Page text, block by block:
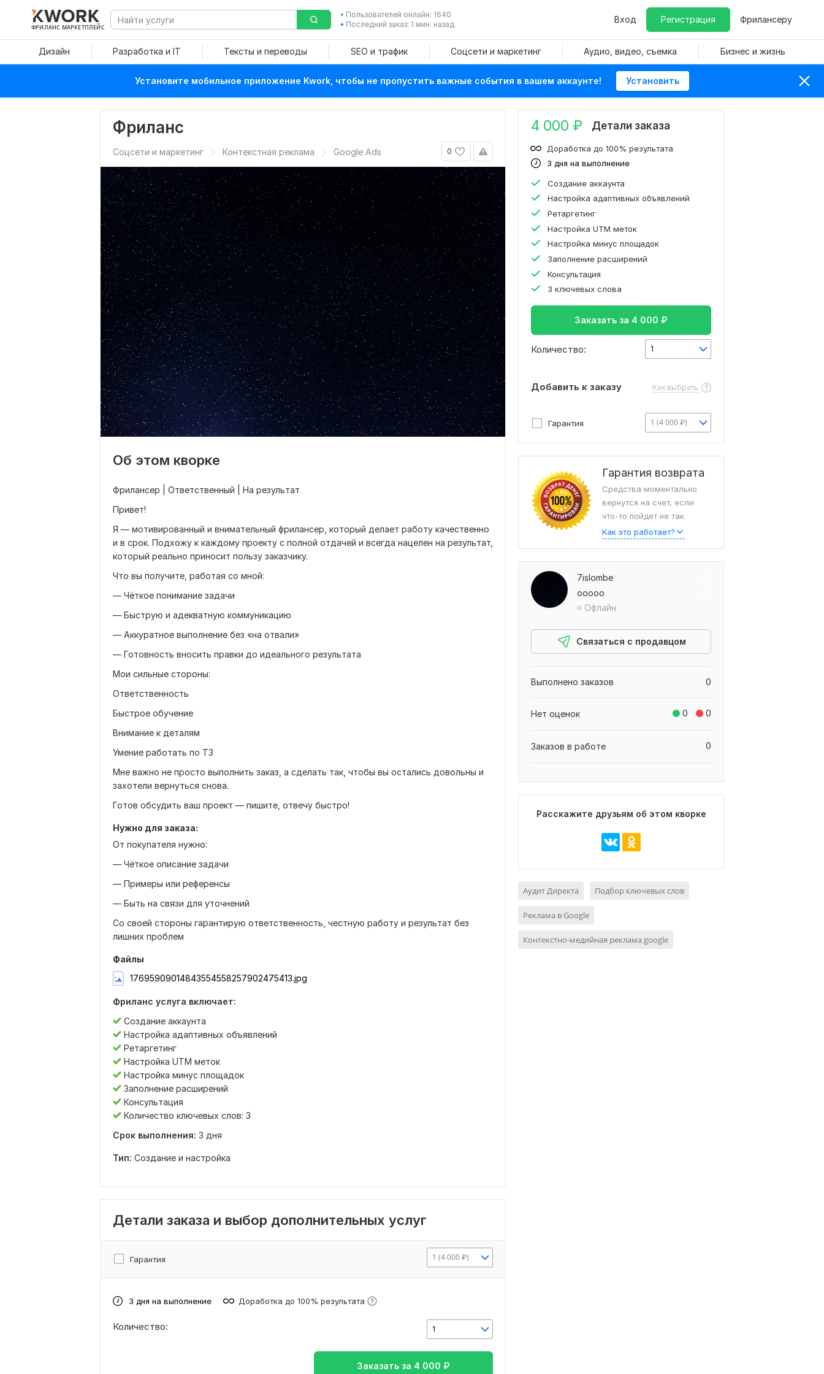
ФРИЛАНС МАРКЕТПЛЕЙС
Пользователей онлайн: 1640
Последний заказ: 1 мин. назад
Вход Регистрация Фрилансеру
Дизайн Разработка и IT Тексты и переводы SEO и трафик Соцсети и маркетинг Аудио, видео, съемка Бизнес и жизнь
Установите мобильное приложение Kwork, чтобы не пропустить важные события в вашем аккаунте! Установить
Фриланс
0
Соцсети и маркетинг Контекстная реклама Google Ads
Об этом кворке
Фрилансер | Ответственный | На результат
Привет!
Я — мотивированный и внимательный фрилансер, который делает работу качественно
и в срок. Подхожу к каждому проекту с полной отдачей и всегда нацелен на результат,
который реально приносит пользу заказчику.
Что вы получите, работая со мной:
— Чёткое понимание задачи
— Быструю и адекватную коммуникацию
— Аккуратное выполнение без «на отвали»
— Готовность вносить правки до идеального результата
Мои сильные стороны:
Ответственность
Быстрое обучение
Внимание к деталям
Умение работать по ТЗ
Мне важно не просто выполнить заказ, а сделать так, чтобы вы остались довольны и
захотели вернуться снова.
Готов обсудить ваш проект — пишите, отвечу быстро!
Нужно для заказа:
От покупателя нужно:
— Чёткое описание задачи
— Примеры или референсы
— Быть на связи для уточнений
Со своей стороны гарантирую ответственность, честную работу и результат без
лишних проблем
Файлы
17695909014843554558257902475413.jpg
Фриланс услуга включает:
Создание аккаунта
Настройка адаптивных объявлений
Ретаргетинг
Настройка UTM меток
Настройка минус площадок
Заполнение расширений
Консультация
Количество ключевых слов: 3
Срок выполнения: 3 дня
Тип: Создание и настройка
Детали заказа и выбор дополнительных услуг
Гарантия 1 (4 000 ₽)
3 дня на выполнение Доработка до 100% результата
1
Количество:
Заказать за 4 000 ₽
4 000 ₽ Детали заказа
3 дня на выполнение
Доработка до 100% результата
Создание аккаунта
Настройка адаптивных объявлений
Ретаргетинг
Настройка UTM меток
Настройка минус площадок
Заполнение расширений
Консультация
3 ключевых слова
Заказать за 4 000 ₽
Количество: 1
Добавить к заказу Как выбрать
Гарантия 1 (4 000 ₽)
Гарантия возврата
Средства моментально
вернутся на счет, если
что-то пойдет не так
Как это работает?
7islombe
ооооо
Офлайн
Связаться с продавцом
0
Выполнено заказов
0 0
Нет оценок
0
Заказов в работе
Расскажите друзьям об этом кворке
Аудит Директа Подбор ключевых слов
Реклама в Google
Контекстно-медийная реклама google